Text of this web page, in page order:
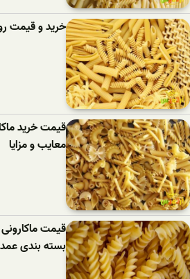
خرید و قیمت
قیمت خرید
معایب و مزایا
قیمت
بسته بندی